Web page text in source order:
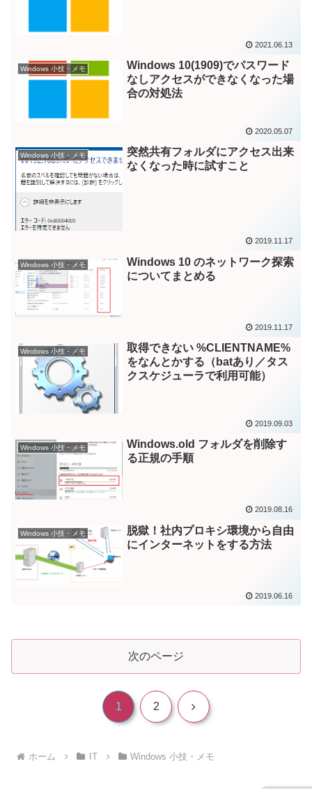
2021.06.13
Windows 小技・メモ
Windows 10(1909)でパスワード
なしアクセスができなくなった場
合の対処法
2020.05.07
Windows 小技・メモ
突然共有フォルダにアクセス出来
なくなった時に試すこと
2019.11.17
Windows 小技・メモ
Windows 10 のネットワーク探索
についてまとめる
2019.11.17
Windows 小技・メモ
取得できない %CLIENTNAME%
をなんとかする（batあり／タス
クスケジューラで利用可能）
2019.09.03
Windows 小技・メモ
Windows.old フォルダを削除す
る正規の手順
2019.08.16
Windows 小技・メモ
脱獄！社内プロキシ環境から自由
にインターネットをする方法
2019.06.16
次のページ
1 2 次
ホーム IT Windows 小技・メモ